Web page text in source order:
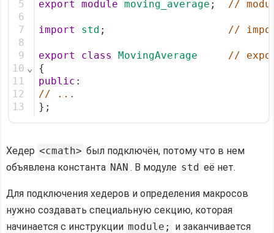
5
6
7
8
9
10
11
12
13
⌄
export module moving_average ; //
import std ; //
export class MovingAverage
//
{
public :
// ...
};
Хедер <cmath> был подключён, потому что в нем
объявлена константа NAN . В модуле std её нет.
Для подключения хедеров и определения макросов
нужно создавать специальную секцию, которая
начинается с инструкции module;
и заканчивается